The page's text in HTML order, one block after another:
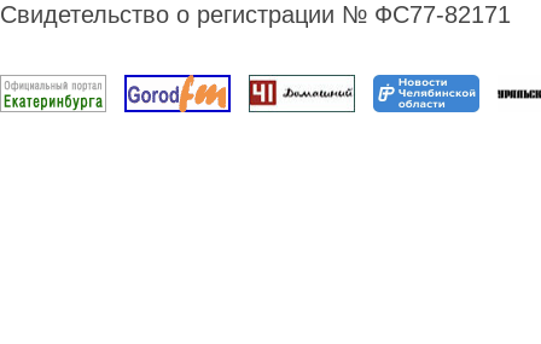
Свидетельство о регистрации № ФС77-82171